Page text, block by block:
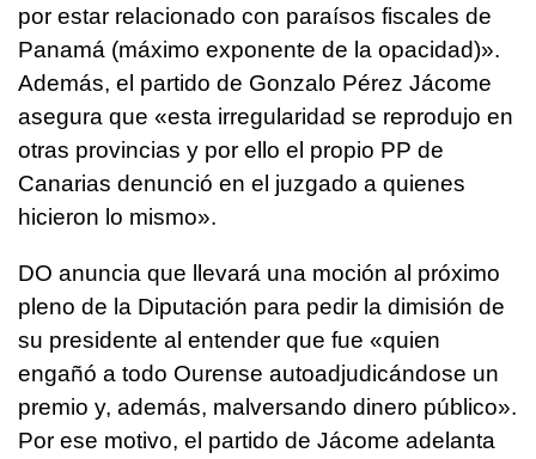
por estar relacionado con paraísos fiscales de
Panamá (máximo exponente de la opacidad)».
Además, el partido de Gonzalo Pérez Jácome
asegura que «esta irregularidad se reprodujo en
otras provincias y por ello el propio PP de
Canarias denunció en el juzgado a quienes
hicieron lo mismo».
DO anuncia que llevará una moción al próximo
pleno de la Diputación para pedir la dimisión de
su presidente al entender que fue «quien
engañó a todo Ourense autoadjudicándose un
premio y, además, malversando dinero público».
Por ese motivo, el partido de Jácome adelanta